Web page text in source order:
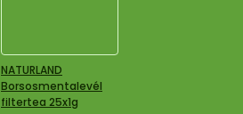
NATURLAND
Borsosmentalevél
filtertea 25x1g